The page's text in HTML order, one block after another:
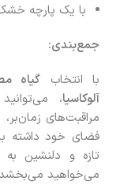
با یک پارچه
جمع‌بندی:
با انتخاب گیاه
آلوکاسیا،
مراقبت‌های
فضای خود داشته
تازه و دلنشین
می‌خواهید